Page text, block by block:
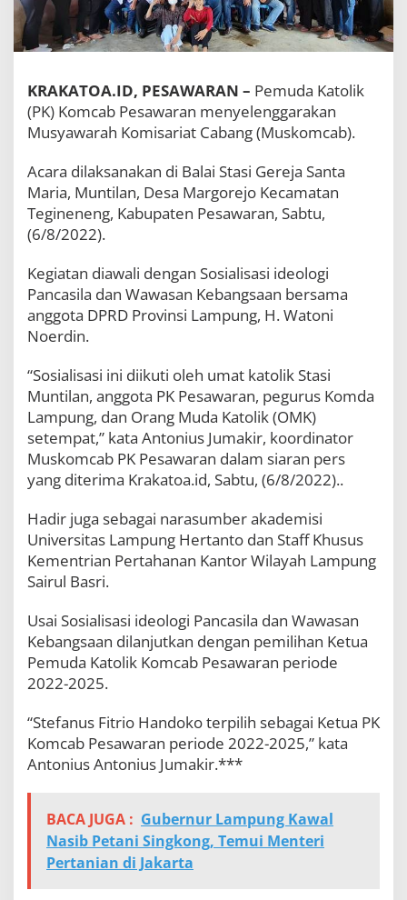
a
r
a
n
e
l
a
r
u
s
k
o
a
,
S
f
a
n
u
s
F
i
t
i
H
a
k
o
T
i
l
i
h
KRAKATOA.ID, PESAWARAN – Pemuda Katolik
(PK) Komcab Pesawaran menyelenggarakan
Musyawarah Komisariat Cabang (Muskomcab).
Acara dilaksanakan di Balai Stasi Gereja Santa
Maria, Muntilan, Desa Margorejo Kecamatan
Tegineneng, Kabupaten Pesawaran, Sabtu,
(6/8/2022).
Kegiatan diawali dengan Sosialisasi ideologi
Pancasila dan Wawasan Kebangsaan bersama
anggota DPRD Provinsi Lampung, H. Watoni
Noerdin.
“Sosialisasi ini diikuti oleh umat katolik Stasi
Muntilan, anggota PK Pesawaran, pegurus Komda
Lampung, dan Orang Muda Katolik (OMK)
setempat,” kata Antonius Jumakir, koordinator
Muskomcab PK Pesawaran dalam siaran pers
yang diterima Krakatoa.id, Sabtu, (6/8/2022)..
Hadir juga sebagai narasumber akademisi
Universitas Lampung Hertanto dan Staff Khusus
Kementrian Pertahanan Kantor Wilayah Lampung
Sairul Basri.
Usai Sosialisasi ideologi Pancasila dan Wawasan
Kebangsaan dilanjutkan dengan pemilihan Ketua
Pemuda Katolik Komcab Pesawaran periode
2022-2025.
“Stefanus Fitrio Handoko terpilih sebagai Ketua PK
Komcab Pesawaran periode 2022-2025,” kata
Antonius Antonius Jumakir.***
BACA JUGA : Gubernur Lampung Kawal
Nasib Petani Singkong, Temui Menteri
Pertanian di Jakarta